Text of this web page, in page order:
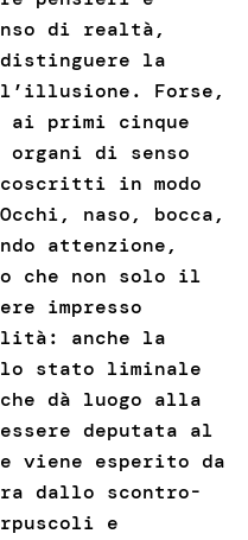
di realtà,
la
Forse,
primi cinque
organi di senso
in modo
naso, bocca,
attenzione,
che non solo il
impresso
anche la
stato liminale
dà luogo alla
deputata al
viene esperito da
dallo scontro-
e